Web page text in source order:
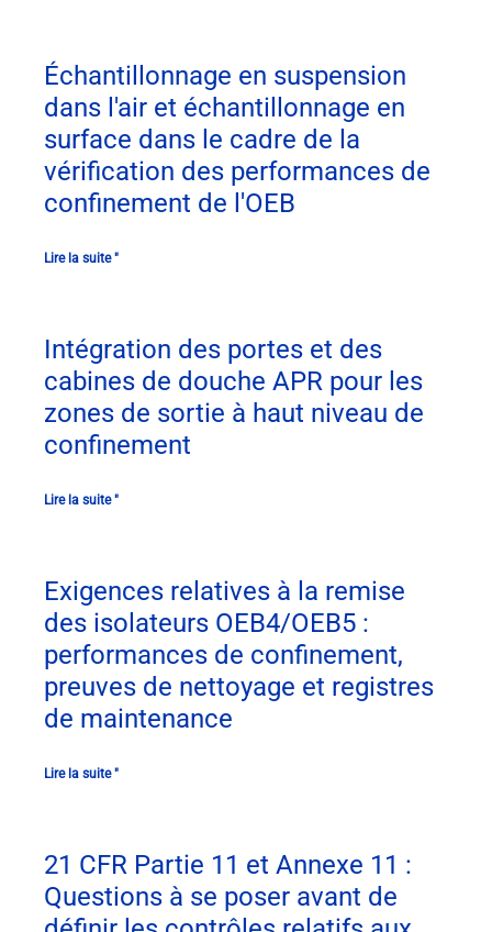
Échantillonnage en suspension
dans l'air et échantillonnage en
surface dans le cadre de la
vérification des performances de
confinement de l'OEB
Lire la suite "
Intégration des portes et des
cabines de douche APR pour les
zones de sortie à haut niveau de
confinement
Lire la suite "
Exigences relatives à la remise
des isolateurs OEB4/OEB5 :
performances de confinement,
preuves de nettoyage et registres
de maintenance
Lire la suite "
21 CFR Partie 11 et Annexe 11 :
Questions à se poser avant de